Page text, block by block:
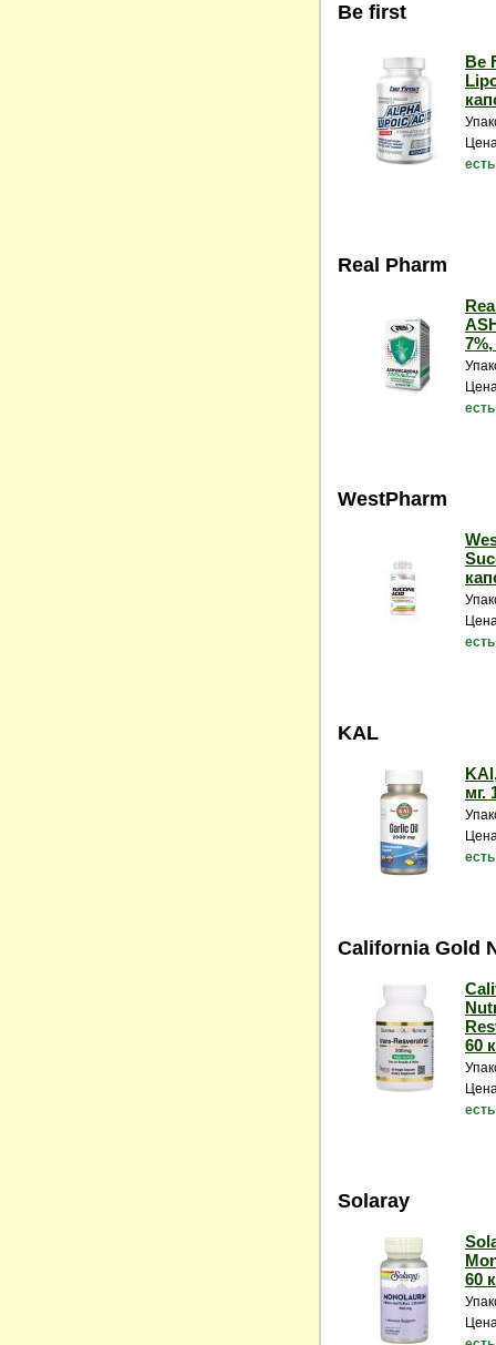
Be first
Be
Real Pharm
7%,
WestPharm
KAL
мг.
California Gold
60
Solaray
60